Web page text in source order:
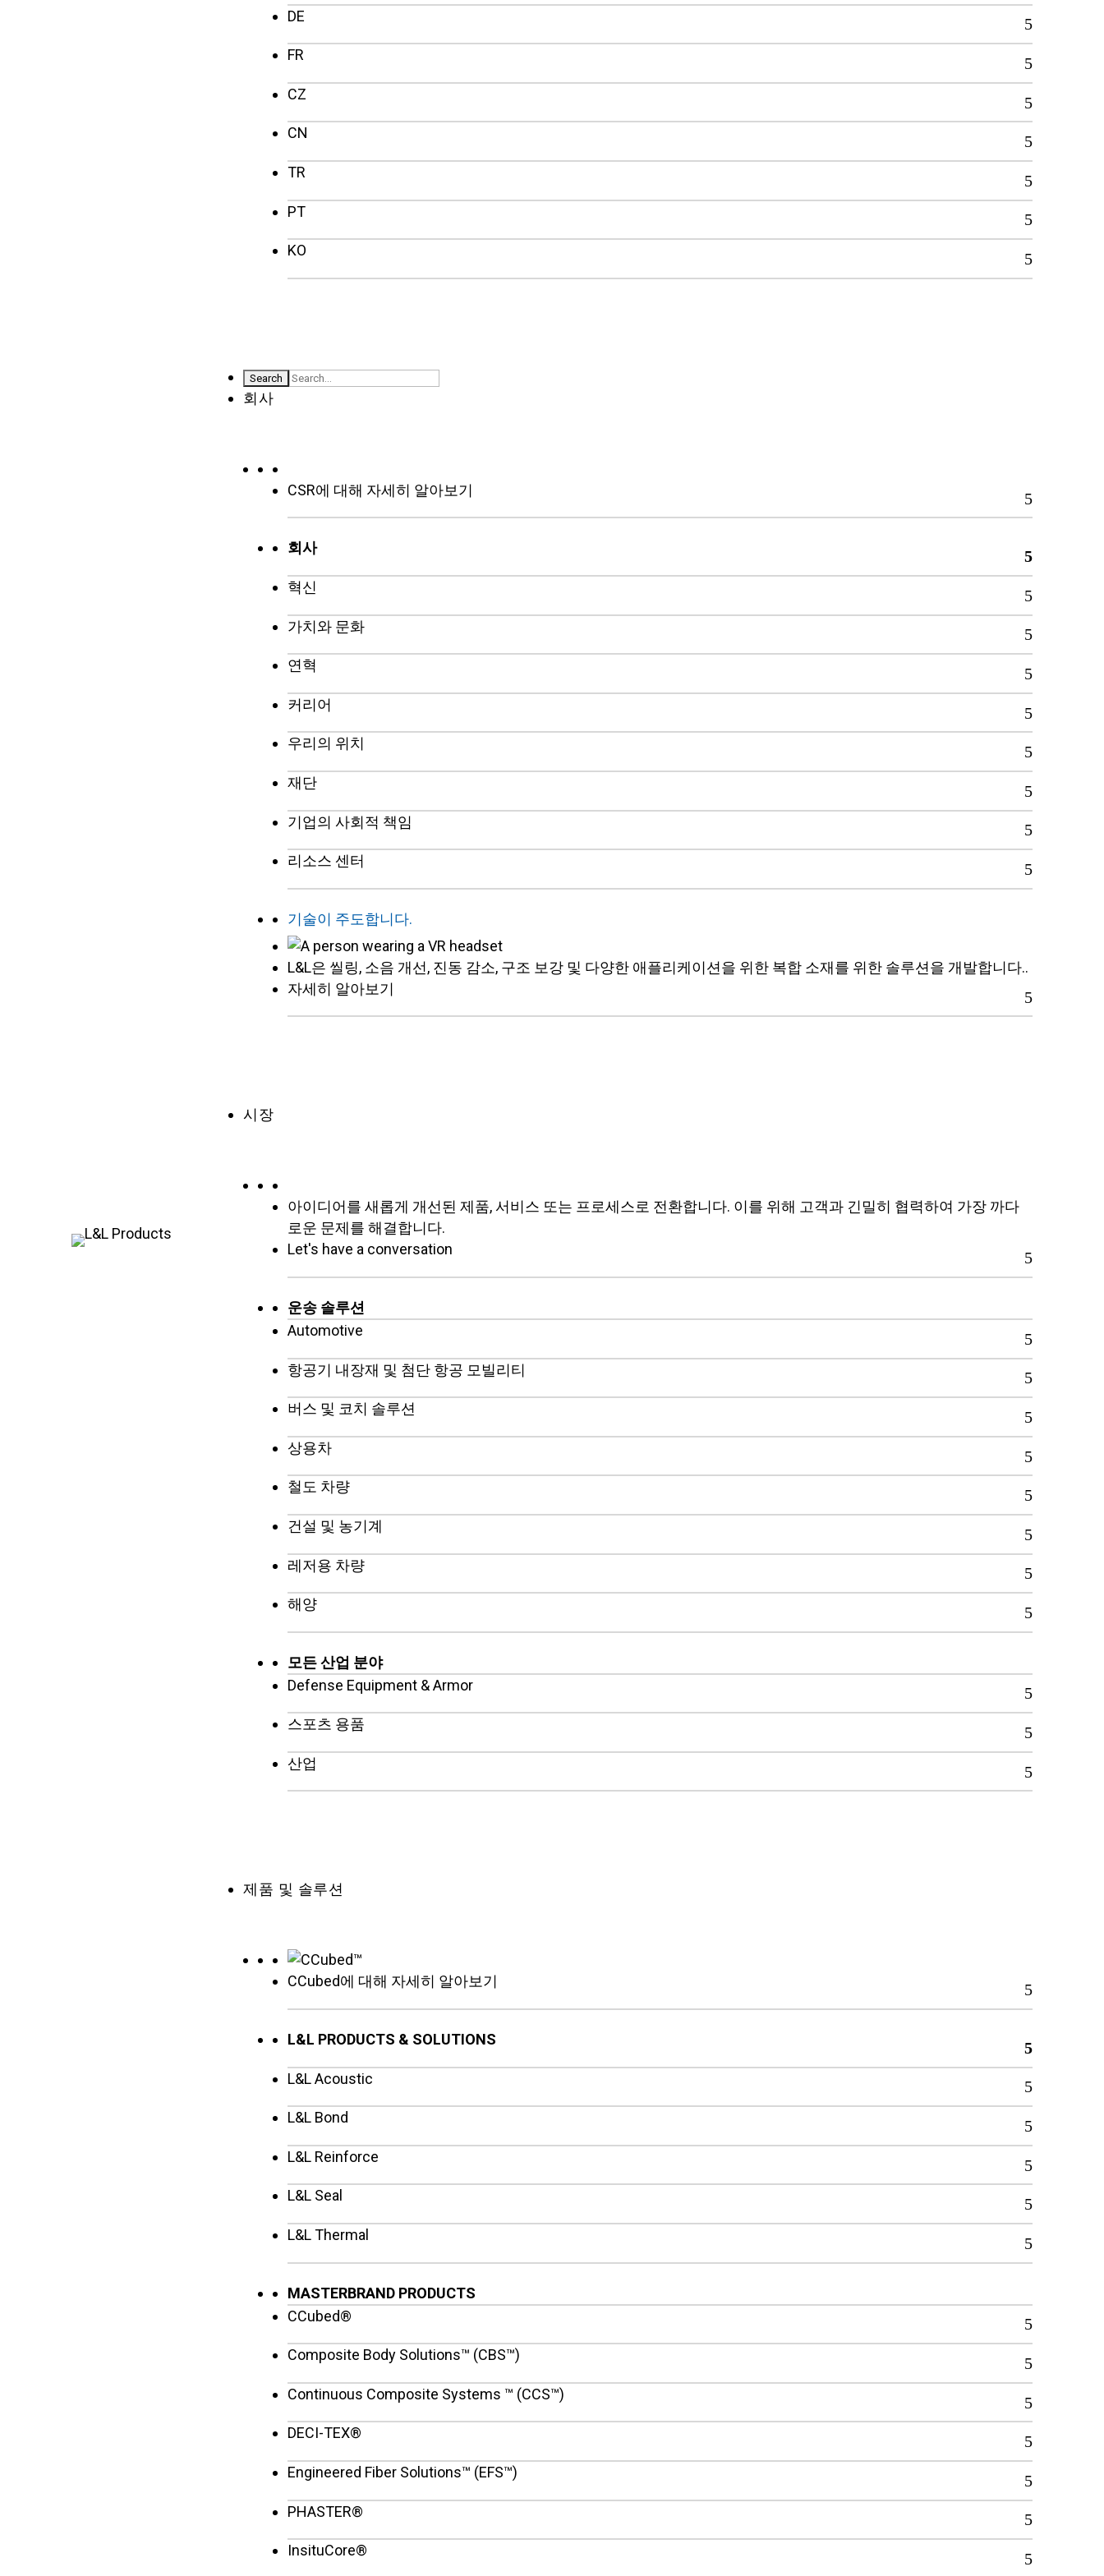
DE
FR
CZ
CN
TR
PT
KO
회사
CSR에 대해 자세히 알아보기
회사
혁신
가치와 문화
연혁
커리어
우리의 위치
재단
기업의 사회적 책임
리소스 센터
기술이 주도합니다.
L&L은 씰링, 소음 개선, 진동 감소, 구조 보강 및 다양한 애플리케이션을 위한 복합 소재를 위한 솔루션을 개발합니다..
자세히 알아보기
시장
아이디어를 새롭게 개선된 제품, 서비스 또는 프로세스로 전환합니다. 이를 위해 고객과 긴밀히 협력하여 가장 까다
로운 문제를 해결합니다.
Let's have a conversation
운송 솔루션
Automotive
항공기 내장재 및 첨단 항공 모빌리티
버스 및 코치 솔루션
상용차
철도 차량
건설 및 농기계
레저용 차량
해양
모든 산업 분야
Defense Equipment & Armor
스포츠 용품
산업
제품 및 솔루션
CCubed에 대해 자세히 알아보기
L&L PRODUCTS & SOLUTIONS
L&L Acoustic
L&L Bond
L&L Reinforce
L&L Seal
L&L Thermal
MASTERBRAND PRODUCTS
CCubed®
Composite Body Solutions™ (CBS™)
Continuous Composite Systems ™ (CCS™)
DECI-TEX®
Engineered Fiber Solutions™ (EFS™)
PHASTER®
InsituCore®